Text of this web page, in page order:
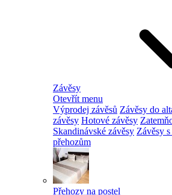
Závěsy
Otevřít menu
Výprodej závěsů Závěsy do
závěsy Hotové závěsy
Skandinávské závěsy Závěsy
přehozům
Přehozy na postel